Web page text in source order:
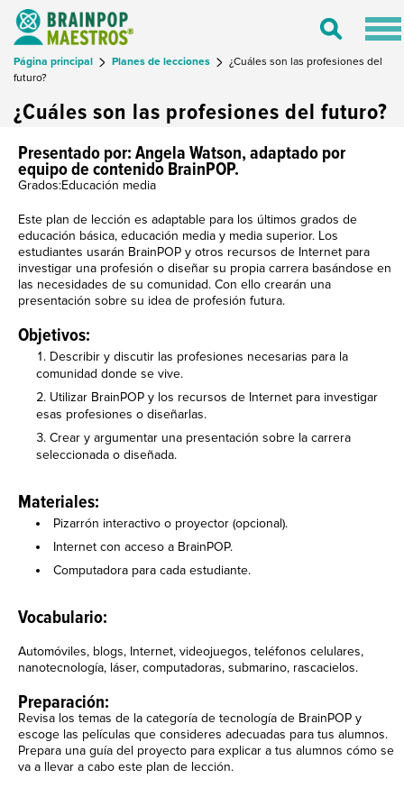
Toggle
Página principal Planes de lecciones
¿Cuáles son las profesiones del
futuro?
¿Cuáles son las profesiones del futuro?
Presentado por: Angela Watson, adaptado por
equipo de contenido BrainPOP.
Grados:Educación media
Este plan de lección es adaptable para los últimos grados de
educación básica, educación media y media superior. Los
estudiantes usarán BrainPOP y otros recursos de Internet para
investigar una profesión o diseñar su propia carrera basándose en
las necesidades de su comunidad. Con ello crearán una
presentación sobre su idea de profesión futura.
Objetivos:
Describir y discutir las profesiones necesarias para la
comunidad donde se vive.
Utilizar BrainPOP y los recursos de Internet para investigar
esas profesiones o diseñarlas.
Crear y argumentar una presentación sobre la carrera
seleccionada o diseñada.
Materiales:
Pizarrón interactivo o proyector (opcional).
Internet con acceso a BrainPOP.
Computadora para cada estudiante.
Vocabulario:
Automóviles, blogs, Internet, videojuegos, teléfonos celulares,
nanotecnología, láser, computadoras, submarino, rascacielos.
Preparación:
Revisa los temas de la categoría de tecnología de BrainPOP y
escoge las películas que consideres adecuadas para tus alumnos.
Prepara una guía del proyecto para explicar a tus alumnos cómo se
va a llevar a cabo este plan de lección.